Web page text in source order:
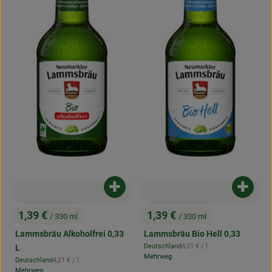
, Preis:
1,39 € / 330 ml
Lammsbräu Alkoholfrei 0,33
L
, Herkunft:
Deutschland, Referenzpreis:
4,21 € / l
Produkt zum Warenkorb hinzufügen
, Preis:
1,39 € / 330 ml
Lammsbräu Bio Hell 0,33
, Herkunft:
Deutschland, Referenzpreis:
4,21 € / l
Mehrweg